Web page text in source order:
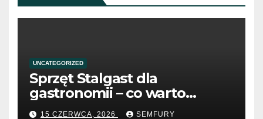
UNCATEGORIZED
Sprzęt Stalgast dla
gastronomii – co warto
wiedzieć przed zakupem?
15 CZERWCA, 2026 SEMFURY